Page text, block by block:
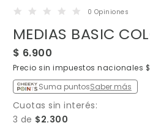
0 Opiniones
$ 6.900
Precio sin impuestos nacionales
Suma puntosSaber más
Cuotas sin interés:
3 de $2.300